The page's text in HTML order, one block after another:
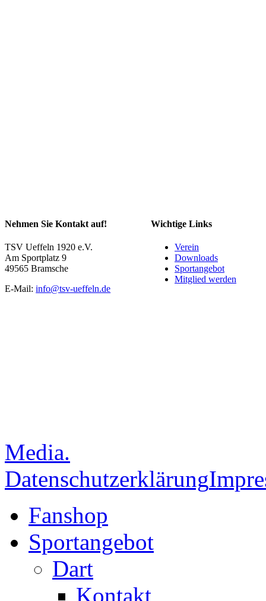
Nehmen Sie Kontakt auf!
TSV Ueffeln 1920 e.V.
Am Sportplatz 9
49565 Bramsche
E-Mail:info@tsv-ueffeln.de
Wichtige Links
Verein
Downloads
Sportangebot
Mitglied werden
Media.
Datenschutzerklärung
Fanshop
Sportangebot
Dart
Kontakt